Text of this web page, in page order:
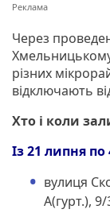
Через
різних
відключають
Хто і коли
Із 21 липня по
вулиця
А(гурт.),